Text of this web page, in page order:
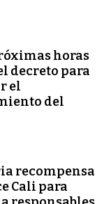
horas
decreto para
el
del
recompensa
Cali para